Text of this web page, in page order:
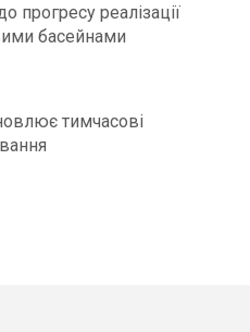
прогресу реалізації
басейнами
тимчасові